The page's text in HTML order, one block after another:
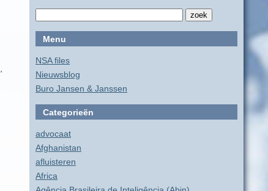
Menu
NSA files
Nieuwsblog
Buro Jansen & Janssen
Categorieën
advocaat
Afghanistan
afluisteren
Africa